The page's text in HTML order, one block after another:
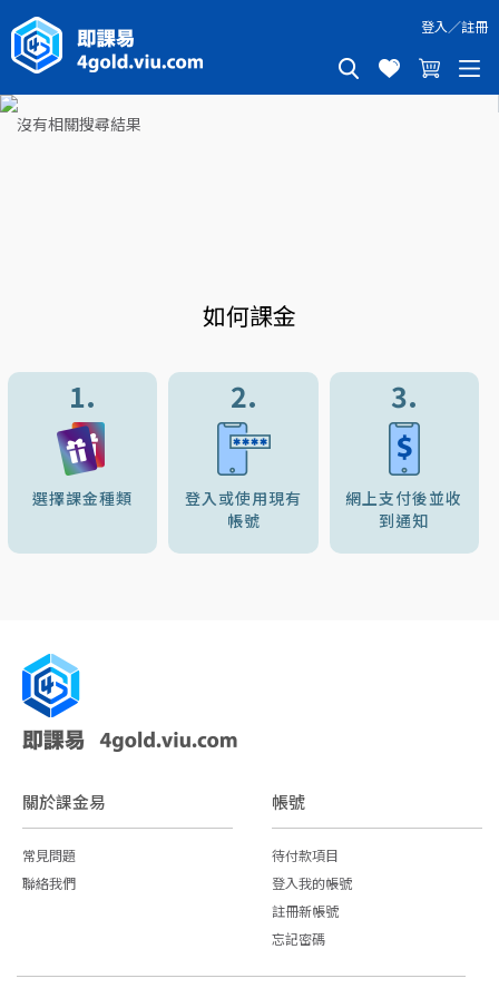
登入／註冊
沒有相關搜尋結果
如何課金
1.
選擇課金種類
2.
登入或使用現有
帳號
3.
網上支付後並收
到通知
關於課金易
常見問題
聯絡我們
帳號
待付款項目
登入我的帳號
註冊新帳號
忘記密碼